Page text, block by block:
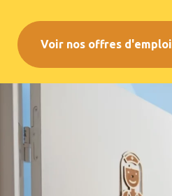
Voir nos offres d'emploi